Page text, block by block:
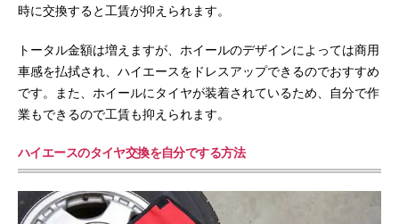
時に交換すると工賃が抑えられます。
トータル金額は増えますが、ホイールのデザインによっては商用
車感を払拭され、ハイエースをドレスアップできるのでおすすめ
です。また、ホイールにタイヤが装着されているため、自分で作
業もできるので工賃も抑えられます。
ハイエースのタイヤ交換を自分でする方法